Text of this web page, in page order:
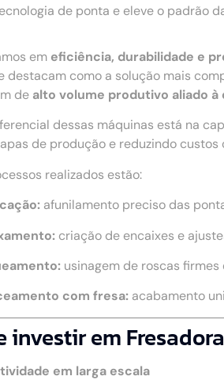
de ponta e eleve o padrão
em eficiência, durabilidade e
destacam como a solução mais
de alto volume produtivo aliado à
dessas máquinas está na
de produção e reduzindo
realizados estão:
afunilamento preciso das
criação de encaixes e
usinagem de roscas
com fresa: acabamento
investir em
em larga escala